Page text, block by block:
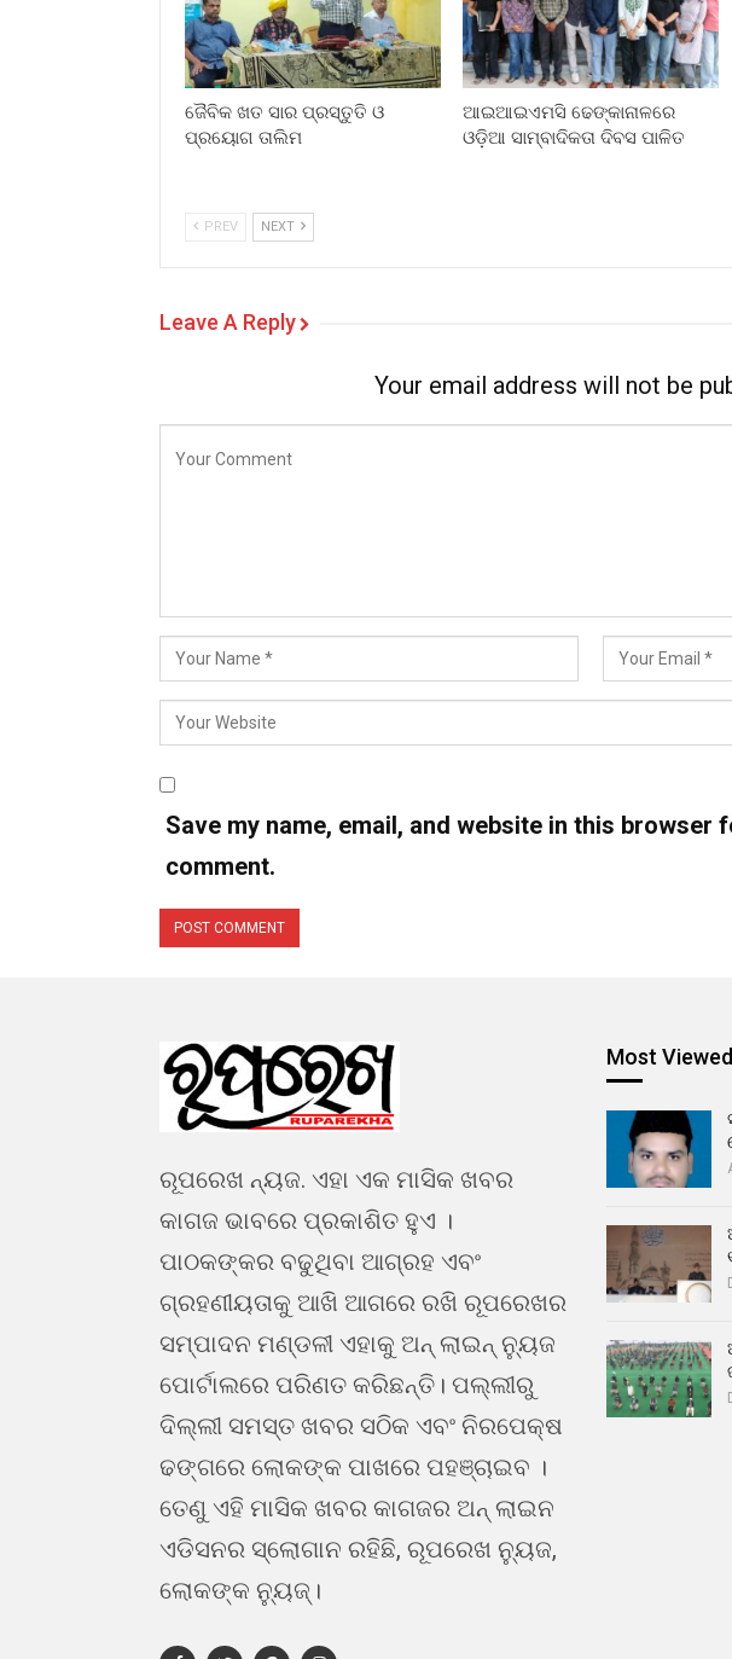
ଜୈବିକ ଖତ ସାର ପ୍ରସ୍ତୁତି ଓ
ପ୍ରୟୋଗ ତାଲିମ
ଆଇଆଇଏମସି ଢେଙ୍କାନାଳରେ
ଓଡ଼ିଆ ସାମ୍ବାଦିକତା ଦିବସ ପାଳିତ
PREV NEXT
Leave A Reply
Your email address will not be
Save my name, email, and website in this browser
comment.
ରୂପରେଖ ନ୍ୟଜ. ଏହା ଏକ ମାସିକ ଖବର
କାଗଜ ଭାବରେ ପ୍ରକାଶିତ ହୁଏ ।
ପାଠକଙ୍କର ବଢୁଥିବା ଆଗ୍ରହ ଏବଂ
ଗ୍ରହଣୀୟତାକୁ ଆଖି ଆଗରେ ରଖି ରୂପରେଖର
ସମ୍ପାଦନ ମଣ୍ଡଳୀ ଏହାକୁ ଅନ୍ ଲାଇନ୍ ନ୍ୟୁଜ
ପୋର୍ଟାଲରେ ପରିଣତ କରିଛନ୍ତି। ପଲ୍ଲୀରୁ
ଦିଲ୍ଲୀ ସମସ୍ତ ଖବର ସଠିକ ଏବଂ ନିରପେକ୍ଷ
ଢଙ୍ଗରେ ଲୋକଙ୍କ ପାଖରେ ପହଞ୍ଚାଇବ ।
ତେଣୁ ଏହି ମାସିକ ଖବର କାଗଜର ଅନ୍ ଲାଇନ
ଏଡିସନର ସ୍ଲୋଗାନ ରହିଛି, ରୂପରେଖ ନ୍ୟୁଜ,
ଲୋକଙ୍କ ନ୍ୟୁଜ୍।
Most Viewed